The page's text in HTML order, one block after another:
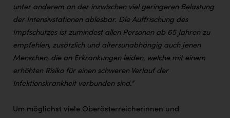
unter anderem an der inzwischen viel geringeren Belastung
der Intensivstationen ablesbar. Die Auffrischung des
Impfschutzes ist zumindest allen Personen ab 65 Jahren zu
empfehlen, zusätzlich und altersunabhängig auch jenen
Menschen, die an Erkrankungen leiden, welche mit einem
erhöhten Risiko für einen schweren Verlauf der
Infektionskrankheit verbunden sind.“
Um möglichst viele Oberösterreicherinnen und